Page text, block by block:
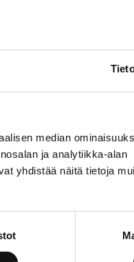
median
ja analytiikka-alan
yhdistää näitä tietoja